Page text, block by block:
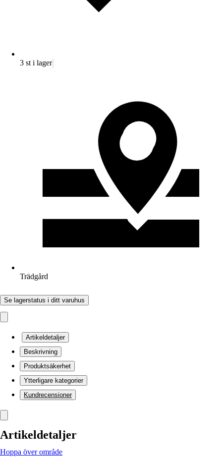
3 st i lager
Trädgård
Se lagerstatus i ditt varuhus
Artikeldetaljer
Beskrivning
Produktsäkerhet
Ytterligare kategorier
Kundrecensioner
Artikeldetaljer
Hoppa över område